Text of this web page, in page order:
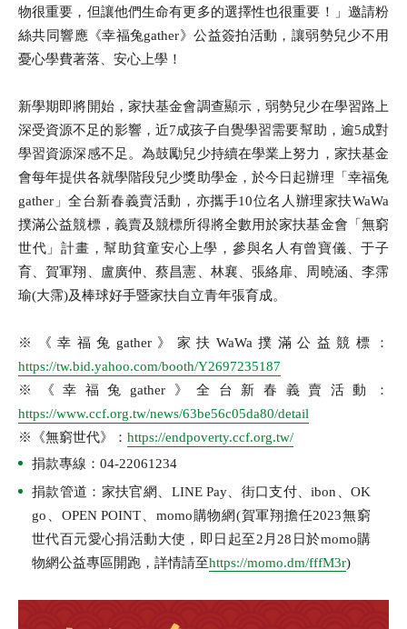
物很重要，但讓他們生命有更多的選擇性也很重要！」邀請粉
絲共同響應《幸福兔gather》公益簽拍活動，讓弱勢兒少不用
憂心學費著落、安心上學！
新學期即將開始，家扶基金會調查顯示，弱勢兒少在學習路上
深受資源不足的影響，近7成孩子自覺學習需要幫助，逾5成對
學習資源深感不足。為鼓勵兒少持續在學業上努力，家扶基金
會每年提供各就學階段兒少獎助學金，於今日起辦理「幸福兔
gather」全台新春義賣活動，亦攜手10位名人辦理家扶WaWa
撲滿公益競標，義賣及競標所得將全數用於家扶基金會「無窮
世代」計畫，幫助貧童安心上學，參與名人有曾寶儀、于子
育、賀軍翔、盧廣仲、蔡昌憲、林襄、張絡扉、周曉涵、李霈
瑜(大霈)及棒球好手暨家扶自立青年張育成。
※《幸福兔gather》家扶WaWa撲滿公益競標：
https://tw.bid.yahoo.com/booth/Y2697235187
※《幸福兔gather》全台新春義賣活動：
https://www.ccf.org.tw/news/63be56c05da80/detail
※《無窮世代》： https://endpoverty.ccf.org.tw/
捐款專線：04-22061234
捐款管道：家扶官網、LINE Pay、街口支付、ibon、OK
go、OPEN POINT、momo購物網(賀軍翔擔任2023無窮
世代百元愛心捐活動大使，即日起至2月28日於momo購
物網公益專區開跑，詳情請至https://momo.dm/fffM3r)